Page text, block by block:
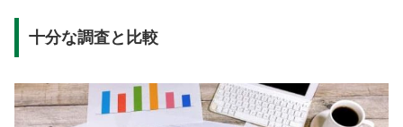
十分な調査と比較